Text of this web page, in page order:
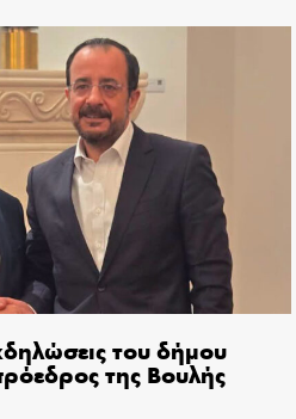
του δήμου
της Βουλής